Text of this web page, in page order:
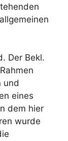
Der Bekl.
und
eines
dem hier
wurde